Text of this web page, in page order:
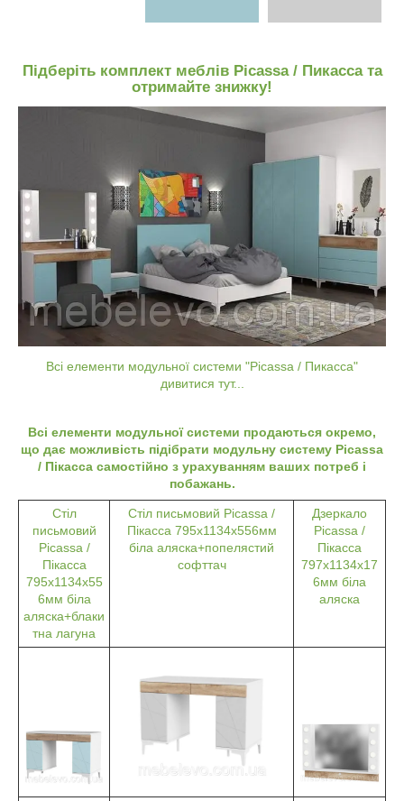
Підберіть комплект меблів Picassa / Пикасса та
отримайте знижку!
Всі елементи модульної системи "Picassa / Пикасса"
дивитися тут...
Всі елементи модульної системи продаються окремо,
що дає можливість підібрати модульну систему Picassa
/ Пікасса самостійно з урахуванням ваших потреб і
побажань.
Стіл
письмовий
Picassa /
Пікасса
795x1134x55
6мм біла
аляска+блаки
тна лагуна
Стіл письмовий Picassa /
Пікасса 795x1134x556мм
біла аляска+попелястий
софттач
Дзеркало
Picassa /
Пікасса
797x1134x17
6мм біла
аляска